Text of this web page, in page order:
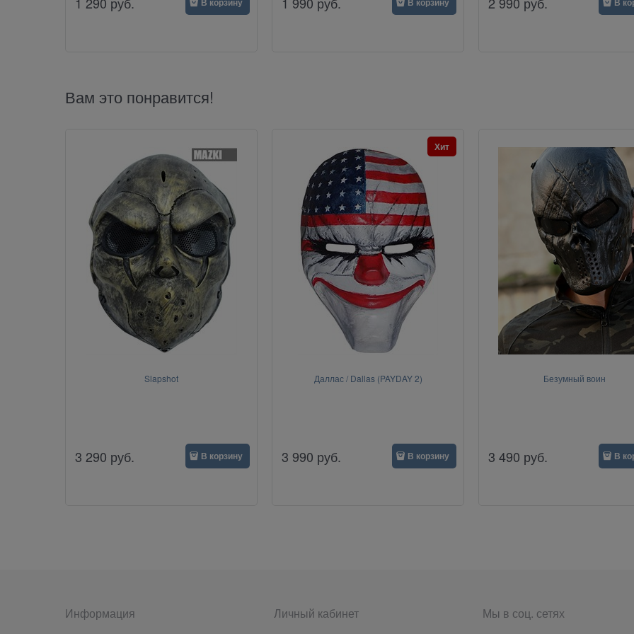
Вам это понравится!
Slapshot
3 290 руб. В корзину
Даллас / Dallas (PAYDAY 2)
Хит
3 990 руб. В корзину
Безумный воин
3 490 руб. В
Информация Личный кабинет Мы в соц. сетях